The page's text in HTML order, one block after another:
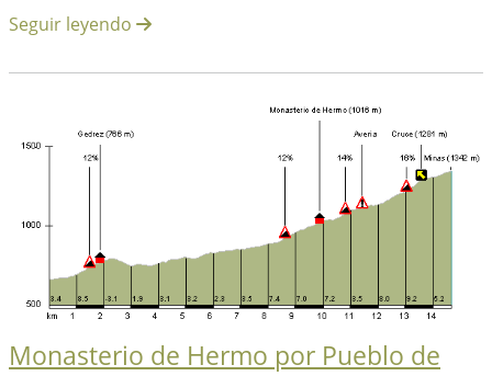
Seguir leyendo
Monasterio de Hermo por Pueblo de